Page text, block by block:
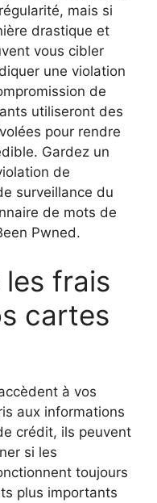
mais si
drastique et
vous cibler
une violation
de
utiliseront des
pour rendre
Gardez un
de
surveillance du
de mots de
Pwned.
les frais
cartes
à vos
aux informations
crédit, ils peuvent
si les
toujours
plus importants